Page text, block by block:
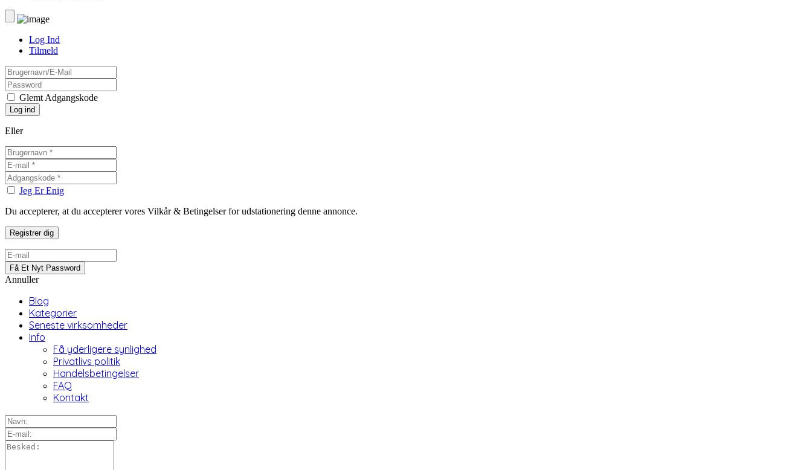
Log Ind
Tilmeld
Glemt Adgangskode
Eller
Jeg Er Enig
Du accepterer, at du accepterer vores Vilkår & Betingelser for udstationering denne annonce.
Annuller
Blog
Kategorier
Seneste virksomheder
Info
Få yderligere synlighed
Privatlivs politik
Handelsbetingelser
FAQ
Kontakt